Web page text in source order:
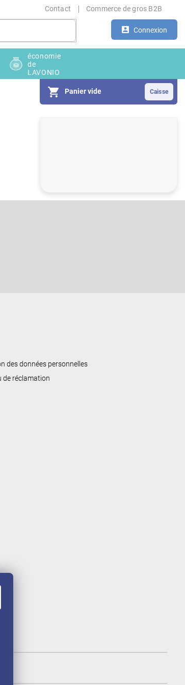
Contact Commerce de gros B2B
Connexion
Panier vide
économie
de
LAVONIO
r
des données personnelles
de réclamation